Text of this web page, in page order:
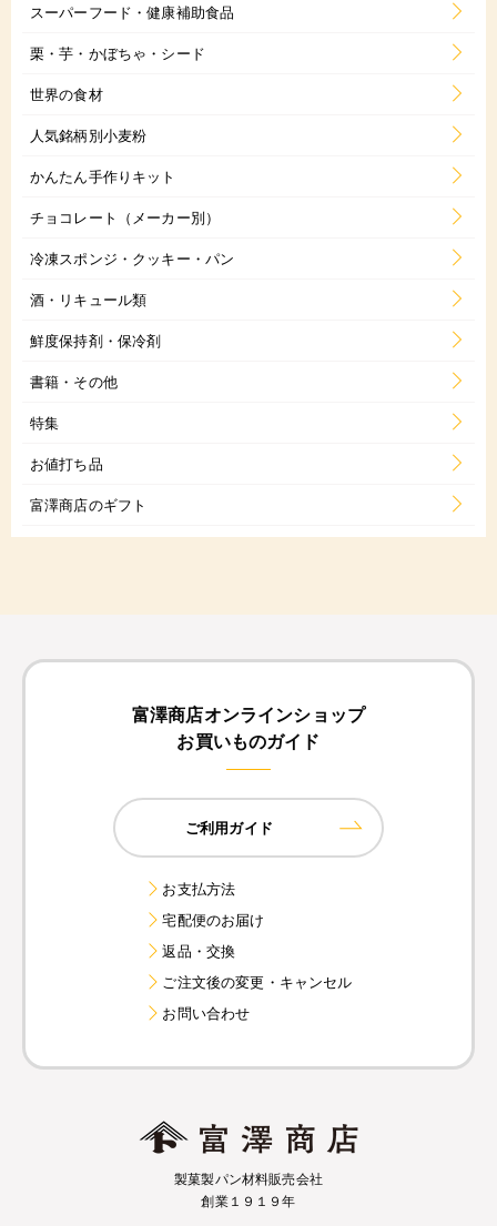
スーパーフード・健康補助食品
栗・芋・かぼちゃ・シード
世界の食材
人気銘柄別小麦粉
かんたん手作りキット
チョコレート（メーカー別）
冷凍スポンジ・クッキー・パン
酒・リキュール類
鮮度保持剤・保冷剤
書籍・その他
特集
お値打ち品
富澤商店のギフト
富澤商店オンラインショップ
お買いものガイド
ご利用ガイド
お支払方法
宅配便のお届け
返品・交換
ご注文後の変更・キャンセル
お問い合わせ
製菓製パン材料販売会社
創業１９１９年